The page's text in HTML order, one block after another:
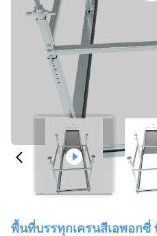
พื้นที่บรรทุกเครนสีเอพอกซี่